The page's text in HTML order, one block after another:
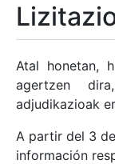
Erakutsi/
Erakutsi/
Atal honetan,
agertzen
adjudikazioak
A partir del 3
información